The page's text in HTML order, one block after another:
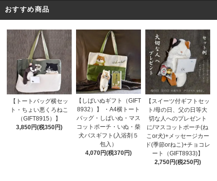
おすすめ商品
【トートバッグ横セッ
ト・ちょい悪くろねこ
（GIFT8915）】
3,850円(税350円)
【しばいぬギフト（GIFT
8932）】 ・A4横トート
バッグ・しばいぬ・マス
コットポーチ・いぬ・柴
犬バスギフト(入浴剤５
包入）
4,070円(税370円)
【スイーツ付ギフトセッ
ト/母の日、父の日等大
切な人へのプレゼント
に/マスコットポーチ(ね
こor犬)+メッセージカー
ド(季節orねこ)+チョコレ
ート（GIFT8933)】
2,750円(税250円)